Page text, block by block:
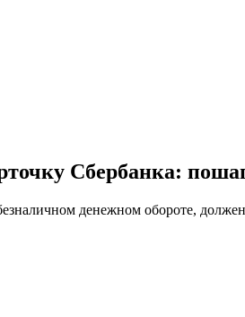
Сбербанка:
денежном обороте,